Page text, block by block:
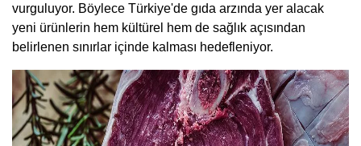
vurguluyor. Böylece Türkiye'de gıda arzında yer alacak
yeni ürünlerin hem kültürel hem de sağlık açısından
belirlenen sınırlar içinde kalması hedefleniyor.